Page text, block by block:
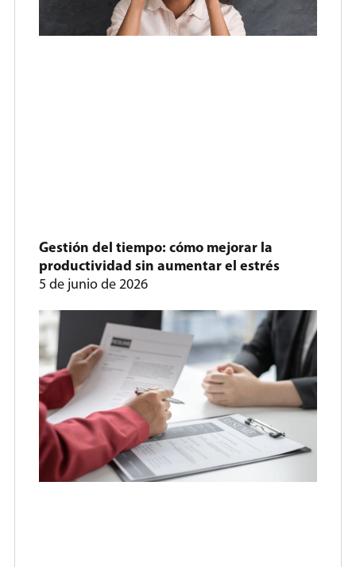
Gestión del tiempo: cómo mejorar la
productividad sin aumentar el estrés
5 de junio de 2026